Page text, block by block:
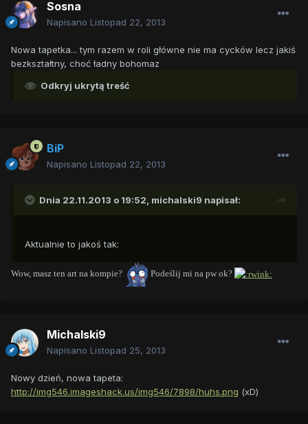
Sosna
Napisano Listopad 22, 2013
Nowa tapetka... tym razem w roli główne nie ma cycków lecz jakiś
bezkształtny, choć ładny bohomaz
Odkryj ukrytą treść
BiP
Napisano Listopad 22, 2013
Dnia 22.11.2013 o 19:52, michalski9 napisał:
Aktualnie to jakoś tak:
Wow, masz ten art na kompie? Podeślij mi na pw ok?
Michalski9
Napisano Listopad 25, 2013
Nowy dzień, nowa tapeta:
http://img546.imageshack.us/img546/7898/huhs.png (xD)